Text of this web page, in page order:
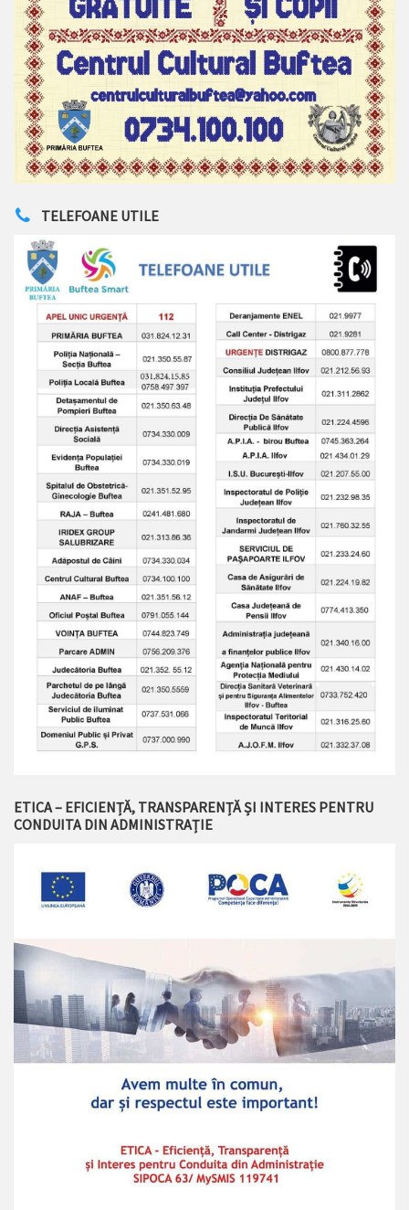
TELEFOANE UTILE
ETICA – EFICIENȚĂ, TRANSPARENȚĂ ȘI INTERES PENTRU
CONDUITA DIN ADMINISTRAȚIE